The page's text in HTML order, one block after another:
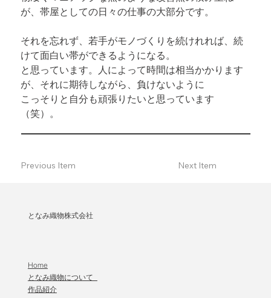
が、帯屋としての日々の仕事の大部分です。
それを忘れず、若手がモノづくりを続けれれば、続
けて面白い帯ができるようになる。
と思っています。人によって時間は相当かかります
が、それに期待しながら、負けないように
こっそりと自分も頑張りたいと思っています
（笑）。
Next Item
Previous Item
となみ織物株式会社
Home
となみ織物について
作品紹介